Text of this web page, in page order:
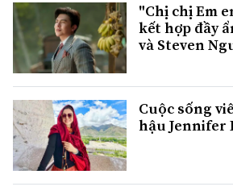
"Chị chị Em
kết hợp đầy
và Steven
Cuộc sống
hậu Jennifer